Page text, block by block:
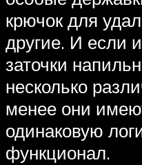
крючок для
другие. И если
заточки
несколько
менее они
одинаковую
функционал.